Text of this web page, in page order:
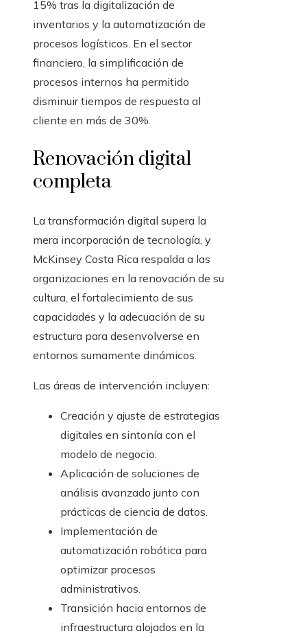
15% tras la digitalización de
inventarios y la automatización de
procesos logísticos. En el sector
financiero, la simplificación de
procesos internos ha permitido
disminuir tiempos de respuesta al
cliente en más de 30%.
Renovación digital
completa
La transformación digital supera la
mera incorporación de tecnología, y
McKinsey Costa Rica respalda a las
organizaciones en la renovación de su
cultura, el fortalecimiento de sus
capacidades y la adecuación de su
estructura para desenvolverse en
entornos sumamente dinámicos.
Las áreas de intervención incluyen:
Creación y ajuste de estrategias
digitales en sintonía con el
modelo de negocio.
Aplicación de soluciones de
análisis avanzado junto con
prácticas de ciencia de datos.
Implementación de
automatización robótica para
optimizar procesos
administrativos.
Transición hacia entornos de
infraestructura alojados en la